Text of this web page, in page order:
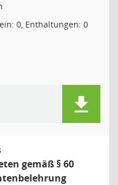
0, Enthaltungen: 0
gemäß § 60